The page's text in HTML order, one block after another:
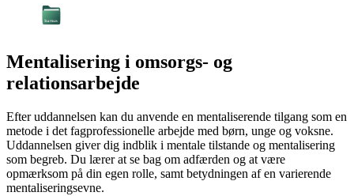
Mentalisering i omsorgs- og
relationsarbejde
Efter uddannelsen kan du anvende en mentaliserende tilgang som en
metode i det fagprofessionelle arbejde med børn, unge og voksne.
Uddannelsen giver dig indblik i mentale tilstande og mentalisering
som begreb. Du lærer at se bag om adfærden og at være
opmærksom på din egen rolle, samt betydningen af en varierende
mentaliseringsevne.